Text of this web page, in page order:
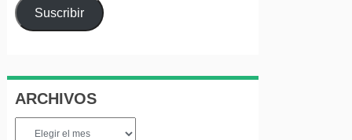
Suscribir
ARCHIVOS